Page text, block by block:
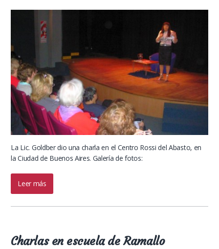
La Lic. Goldber dio una charla en el Centro Rossi del Abasto, en
la Ciudad de Buenos Aires. Galería de fotos:
Leer más
Charlas en escuela de Ramallo